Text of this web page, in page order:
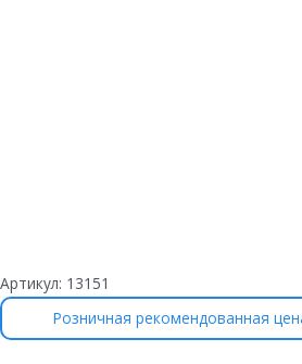
Артикул: 13151
Розничная рекомендованная